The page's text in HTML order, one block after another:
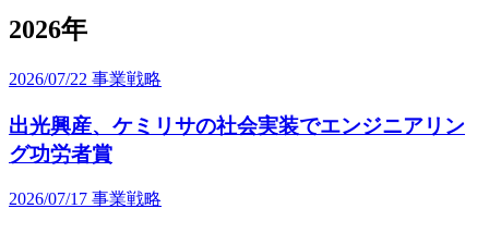
2026年
2026/07/22 事業戦略
出光興産、ケミリサの社会実装でエンジニアリン
グ功労者賞
2026/07/17 事業戦略